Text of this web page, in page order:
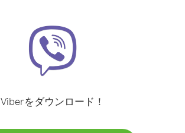
Viberをダウンロード！